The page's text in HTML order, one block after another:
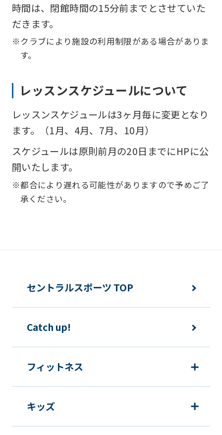
時間は、閉館時間の15分前までとさせていた
だきます。
※クラブにより施設の利用制限がある場合がありま
す。
レッスンスケジュールについて
レッスンスケジュールは3ヶ月毎に変更となり
ます。（1月、4月、7月、10月）
スケジュールは原則前月の20日までにHPに公
開いたします。
※都合により遅れる可能性がありますので予めご了
承ください。
セントラルスポーツ TOP
Catch up!
フィットネス
キッズ